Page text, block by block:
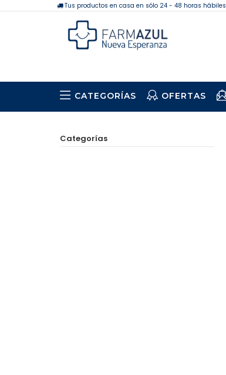
Tus productos en casa en sólo 24 - 48 horas hábiles
CATEGORÍAS OFERTAS
Categorías